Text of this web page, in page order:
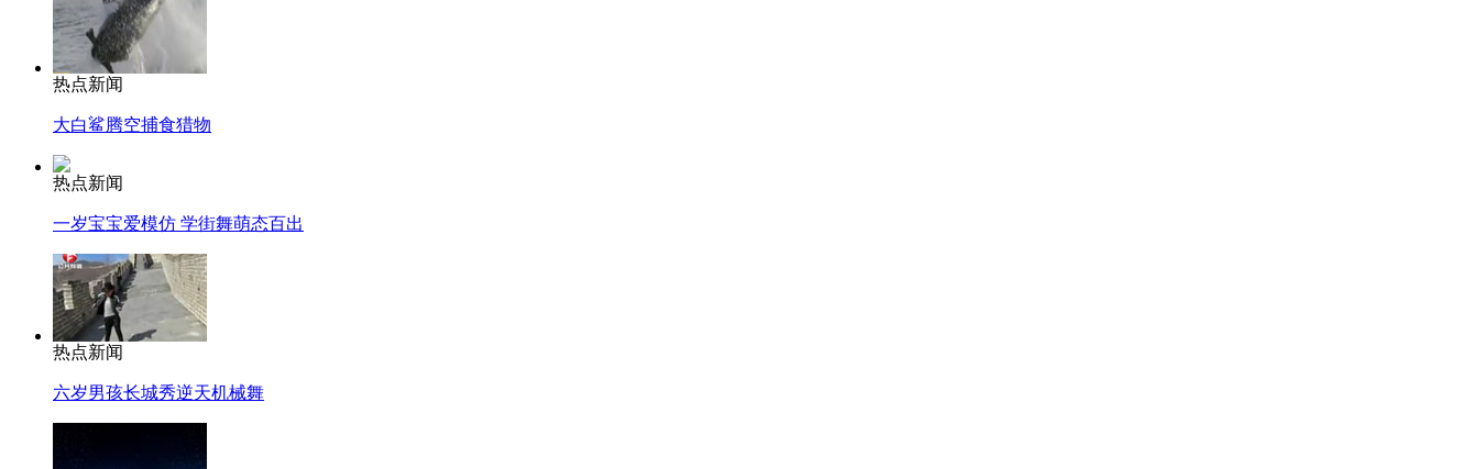
热点新闻
大白鲨腾空捕食猎物
热点新闻
一岁宝宝爱模仿 学街舞萌态百出
热点新闻
六岁男孩长城秀逆天机械舞